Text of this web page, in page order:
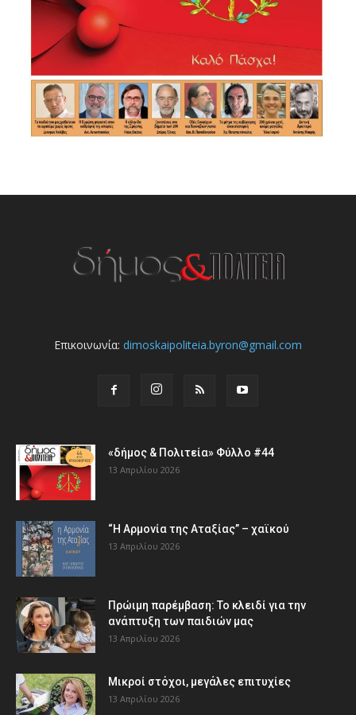
Επικοινωνία: dimoskaipoliteia.byron@gmail.com
«δήμος & Πολιτεία» Φύλλο #44
13 Απριλίου 2026
“Η Αρμονία της Αταξίας” – χαϊκού
13 Απριλίου 2026
Πρώιμη παρέμβαση: Το κλειδί για την
ανάπτυξη των παιδιών µας
13 Απριλίου 2026
Μικροί στόχοι, μεγάλες επιτυχίες
13 Απριλίου 2026